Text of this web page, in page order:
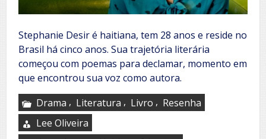
Stephanie Desir é haitiana, tem 28 anos e reside no
Brasil há cinco anos. Sua trajetória literária
começou com poemas para declamar, momento em
que encontrou sua voz como autora.
Drama , Literatura , Livro , Resenha
Lee Oliveira